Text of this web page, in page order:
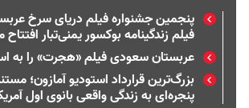
پنجمین جشنواره فیلم دریای سرخ
فیلم زندگینامه‌ بوکسور یمنی‌تبار
عربستان سعودی فیلم «هجرت» را به
بزرگ‌ترین قرارداد استودیو آمازون؛
پنجره‌ای به زندگی واقعی بانوی اول